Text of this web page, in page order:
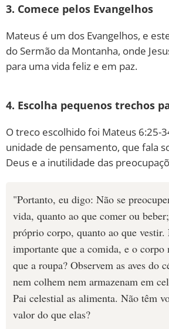
3. Comece pelos Evangelhos
Mateus é um dos Evangelhos, e
do Sermão da Montanha, onde
para uma vida feliz e em paz.
4. Escolha pequenos trechos
O treco escolhido foi Mateus 6:25-
unidade de pensamento, que fala
Deus e a inutilidade das
"Portanto, eu digo: Não se
vida, quanto ao que comer ou
próprio corpo, quanto ao que
importante que a comida, e o corpo
que a roupa? Observem as aves do
nem colhem nem armazenam em
Pai celestial as alimenta. Não têm
valor do que elas?